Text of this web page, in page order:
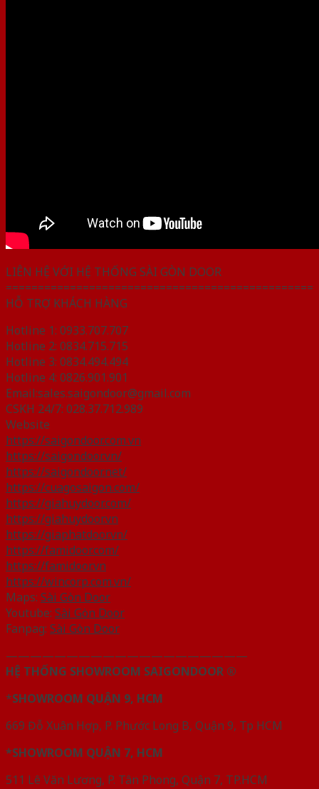
LIÊN HỆ VỚI HỆ THỐNG SÀI GÒN DOOR
================================================
HỖ TRỢ KHÁCH HÀNG
Hotline 1: 0933.707.707
Hotline 2: 0834.715.715
Hotline 3: 0834.494.494
Hotline 4: 0826.901.901
Email:sales.saigondoor@gmail.com
CSKH 24/7: 028.37.712.989
Website
https://saigondoor.com.vn
https://saigondoor.vn/
https://saigondoor.net/
https://cuagosaigon.com/
https://giahuydoor.com/
https://giahuydoor.vn
https://giaphatdoor.vn/
https://famidoor.com/
https://famidoor.vn
https://wincorp.com.vn/
Maps: Sài Gòn Door
Youtube: Sài Gòn Door
Fanpag: Sài Gòn Door
————————————————————
HỆ THỐNG SHOWROOM SAIGONDOOR ®
*SHOWROOM QUẬN 9, HCM
669 Đỗ Xuân Hợp, P. Phước Long B, Quận 9, Tp HCM
*SHOWROOM QUẬN 7, HCM
511 Lê Văn Lương, P. Tân Phong, Quận 7, TP.HCM